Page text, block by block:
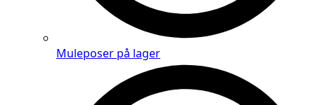
Muleposer på lager